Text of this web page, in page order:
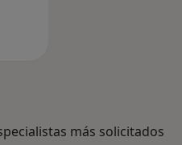
más solicitados